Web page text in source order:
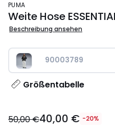
PUMA
Weite Hose
Beschreibung ansehen
90003789
Größentabelle
€
50,00 €40,00 € -20%